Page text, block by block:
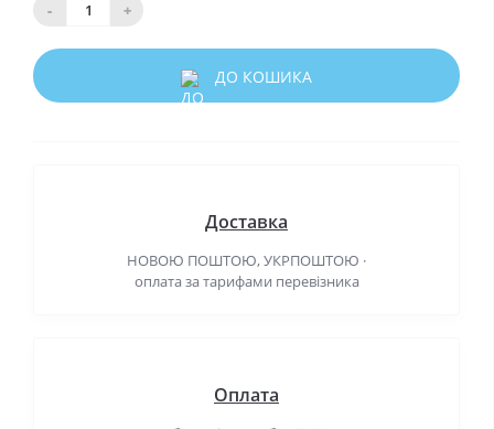
-
+
ДО КОШИКА
Доставка
НОВОЮ ПОШТОЮ, УКРПОШТОЮ ·
оплата за тарифами перевізника
Оплата